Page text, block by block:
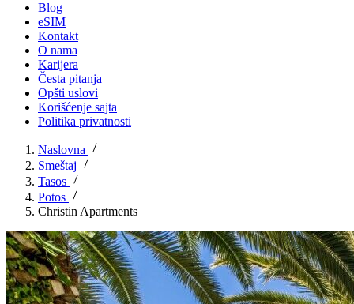
Blog
eSIM
Kontakt
O nama
Karijera
Česta pitanja
Opšti uslovi
Korišćenje sajta
Politika privatnosti
Naslovna
Smeštaj
Tasos
Potos
Christin Apartments